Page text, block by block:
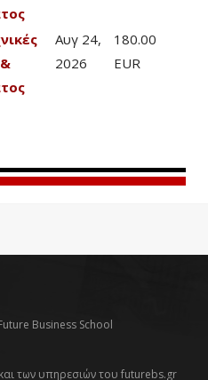
Αυγ 24,
2026
180.00
EUR
Business School
των υπηρεσιών του futurebs.gr